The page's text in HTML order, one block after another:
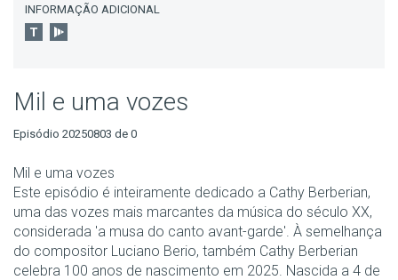
INFORMAÇÃO ADICIONAL
Mil e uma vozes
Episódio 20250803 de 0
Mil e uma vozes
Este episódio é inteiramente dedicado a Cathy Berberian,
uma das vozes mais marcantes da música do século XX,
considerada 'a musa do canto avant-garde'. À semelhança
do compositor Luciano Berio, também Cathy Berberian
celebra 100 anos de nascimento em 2025. Nascida a 4 de